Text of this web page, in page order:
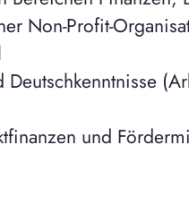
Non-Profit-
Deutschkenntnisse
und